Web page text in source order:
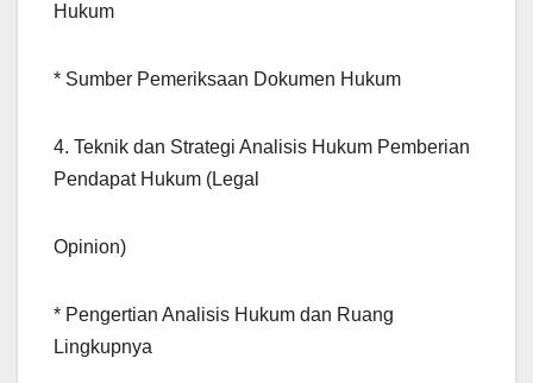
Hukum
* Sumber Pemeriksaan Dokumen Hukum
4. Teknik dan Strategi Analisis Hukum Pemberian
Pendapat Hukum (Legal
Opinion)
* Pengertian Analisis Hukum dan Ruang
Lingkupnya